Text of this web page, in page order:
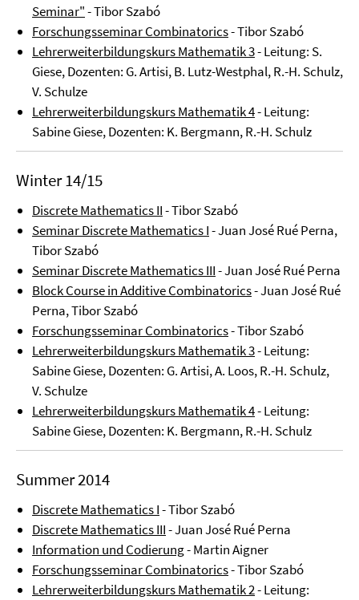
Seminar"- Tibor Szabó
Forschungsseminar Combinatorics- Tibor Szabó
Lehrerweiterbildungskurs Mathematik 3- Leitung: S.
Giese, Dozenten: G. Artisi, B. Lutz-Westphal, R.-H. Schulz,
V. Schulze
Lehrerweiterbildungskurs Mathematik 4- Leitung:
Sabine Giese, Dozenten: K. Bergmann, R.-H. Schulz
Winter 14/15
Discrete Mathematics II- Tibor Szabó
Seminar Discrete Mathematics I- Juan José Rué Perna,
Tibor Szabó
Seminar Discrete Mathematics III- Juan José Rué Perna
Block Course in Additive Combinatorics- Juan José Rué
Perna, Tibor Szabó
Forschungsseminar Combinatorics- Tibor Szabó
Lehrerweiterbildungskurs Mathematik 3- Leitung:
Sabine Giese, Dozenten: G. Artisi, A. Loos, R.-H. Schulz,
V. Schulze
Lehrerweiterbildungskurs Mathematik 4- Leitung:
Sabine Giese, Dozenten: K. Bergmann, R.-H. Schulz
Summer 2014
Discrete Mathematics I- Tibor Szabó
Discrete Mathematics III- Juan José Rué Perna
Information und Codierung- Martin Aigner
Forschungsseminar Combinatorics- Tibor Szabó
Lehrerweiterbildungskurs Mathematik 2- Leitung: